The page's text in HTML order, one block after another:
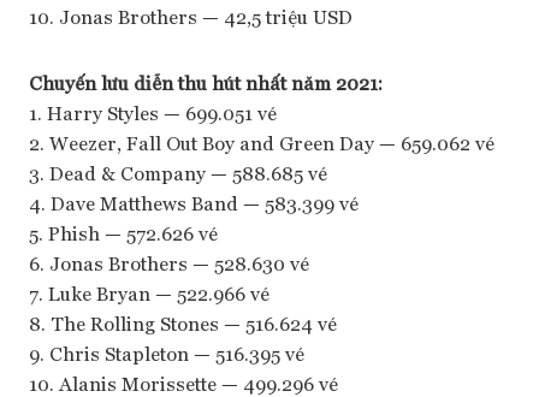
10. Jonas Brothers — 42,5 triệu USD
Chuyến lưu diễn thu hút nhất năm 2021:
1. Harry Styles — 699.051 vé
2. Weezer, Fall Out Boy and Green Day — 659.062 vé
3. Dead & Company — 588.685 vé
4. Dave Matthews Band — 583.399 vé
5. Phish — 572.626 vé
6. Jonas Brothers — 528.630 vé
7. Luke Bryan — 522.966 vé
8. The Rolling Stones — 516.624 vé
9. Chris Stapleton — 516.395 vé
10. Alanis Morissette — 499.296 vé